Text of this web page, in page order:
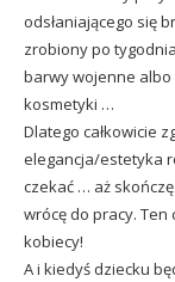
odsłaniającego się
zrobiony po
barwy wojenne
kosmetyki …
Dlatego całkowicie
elegancja/estetyka
czekać … aż
wrócę do pracy.
kobiecy!
A i kiedyś dziecku